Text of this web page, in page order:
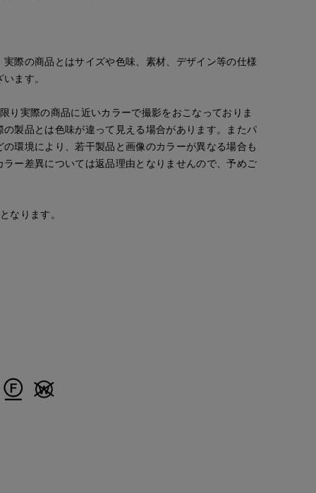
ao
際の商品とはサイズや色味、素材、デザイン等の仕様
ます。
り実際の商品に近いカラーで撮影をおこなっておりま
製品とは色味が違って見える場合があります。またパ
環境により、若干製品と画像のカラーが異なる場合も
ラー差異については返品理由となりませんので、予めご
なります。